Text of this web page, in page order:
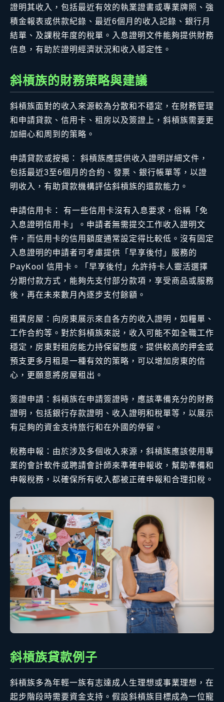
證明其收入，包括最近有效的執業證書或專業牌照、強
積金報表或供款紀錄、最近6個月的收入記錄、銀行月
結單、及課稅年度的稅單。入息證明文件能夠提供財務
信息，有助於證明經濟狀況和收入穩定性。
斜槓族的財務策略與建議
斜槓族面對的收入來源較為分散和不穩定，在財務管理
和申請貸款、信用卡、租房以及簽證上，斜槓族需要更
加細心和周到的策略。
申請貸款或按揭： 斜槓族應提供收入證明詳細文件，
包括最近3至6個月的合約、發票、銀行帳單等，以證
明收入，有助貸款機構評估斜槓族的還款能力。
申請信用卡： 有一些信用卡沒有入息要求，俗稱「免
入息證明信用卡」。申請者無需提交工作收入證明文
件，而信用卡的信用額度通常設定得比較低。沒有固定
入息證明的申請者可考慮提供「早享後付」服務的
PayKool 信用卡。「早享後付」允許持卡人靈活選擇
分期付款方式，能夠先支付部分款項，享受商品或服務
後，再在未來數月內逐步支付餘額。
租賃房屋：向房東展示來自各方的收入證明，如糧單、
工作合約等。對於斜槓族來說，收入可能不如全職工作
穩定，房東對租房能力持保留態度。提供較高的押金或
預支更多月租是一種有效的策略，可以增加房東的信
心，更願意將房屋租出。
簽證申請：斜槓族在申請簽證時，應該準備充分的財務
證明，包括銀行存款證明、收入證明和稅單等，以展示
有足夠的資金支持旅行和在外國的停留。
稅務申報：由於涉及多個收入來源，斜槓族應該使用專
業的會計軟件或聘請會計師來準確申報收，幫助準備和
申報稅務，以確保所有收入都被正確申報和合理扣稅。
斜槓族貸款例子
斜槓族多為年輕一族有志達成人生理想或事業理想，在
起步階段時需要資金支持。假設斜槓族目標成為一位寵